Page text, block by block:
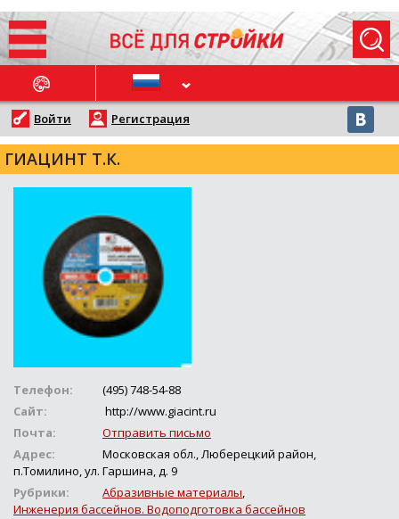
НОВОСТИ
Войти Регистрация
ГИАЦИНТ Т.К.
Телефон:
(495) 748-54-88
Сайт:
http://www.giacint.ru
Почта:
Отправить письмо
Адрес:
Московская обл., Люберецкий район,
п.Томилино, ул. Гаршина, д. 9
Рубрики:
Абразивные материалы,
Инженерия бассейнов. Водоподготовка бассейнов